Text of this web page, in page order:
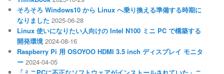
そろそろ Windows10 から Linux へ乗り換える準備する時期に
なりました 2025-06-28
Linux 使いになりたい人向けの Intel N100 ミニ PC で構築する
開発環境 2024-08-16
Raspberry Pi 用 OSOYOO HDMI 3.5 inch ディスプレイ モニタ
ー 2024-04-05
「ミニPCに不正なソフトウェアがインストールされていた」ニ